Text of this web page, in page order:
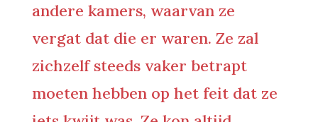
andere kamers, waarvan ze
vergat dat die er waren. Ze zal
zichzelf steeds vaker betrapt
moeten hebben op het feit dat ze